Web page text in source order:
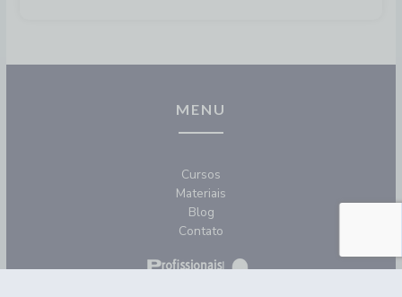
MENU
Cursos
Materiais
Blog
Contato